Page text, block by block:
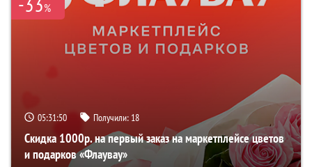
%
05:31:49 Получили: 18
Скидка 1000р. на первый заказ на маркетплейсе цветов
и подарков «Флаувау»